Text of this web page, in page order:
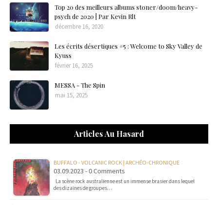
Top 20 des meilleurs albums stoner/doom/heavy-
psych de 2020 | Par Kevin Rlt
décembre 16, 2020
Les écrits désertiques #5 : Welcome to Sky Valley de
Kyuss
février 16, 2025
MESSA - The Spin
mai 15, 2025
Articles Au Hasard
BUFFALO - VOLCANIC ROCK | ARCHÉO-CHRONIQUE
03.09.2023 - 0 Comments
La scène rock australienne est un immense brasier dans lequel
des dizaines de groupes…